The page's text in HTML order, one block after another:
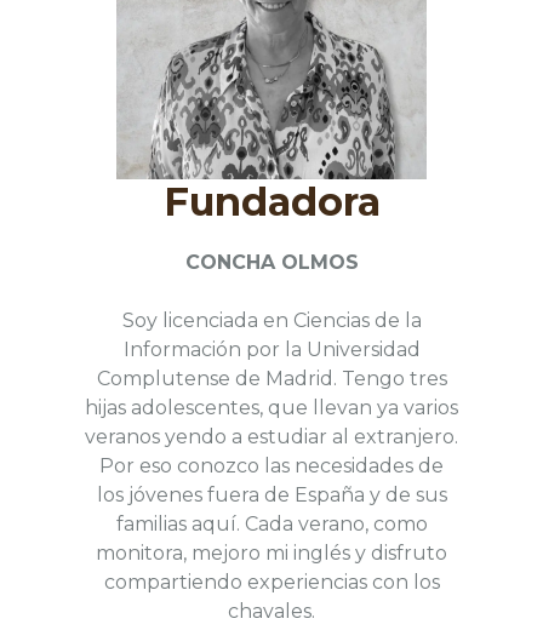
Fundadora
CONCHA OLMOS
Soy licenciada en Ciencias de la
Información por la Universidad
Complutense de Madrid. Tengo tres
hijas adolescentes, que llevan ya varios
veranos yendo a estudiar al extranjero.
Por eso conozco las necesidades de
los jóvenes fuera de España y de sus
familias aquí. Cada verano, como
monitora, mejoro mi inglés y disfruto
compartiendo experiencias con los
chavales.